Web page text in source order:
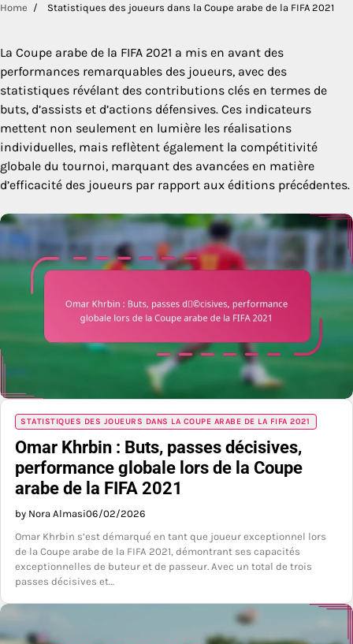
Home Statistiques des joueurs dans la Coupe arabe de la FIFA 2021
La Coupe arabe de la FIFA 2021 a mis en avant des
performances remarquables des joueurs, avec des
statistiques révélant des contributions clés en termes de
buts, d’assists et d’actions défensives. Ces indicateurs
mettent non seulement en lumière les réalisations
individuelles, mais reflètent également la compétitivité
globale du tournoi, marquant des avancées en matière
d’efficacité des joueurs par rapport aux éditions précédentes.
STATISTIQUES DES JOUEURS DANS LA COUPE ARABE DE LA FIFA 2021
Omar Khrbin : Buts, passes décisives,
performance globale lors de la Coupe
arabe de la FIFA 2021
by Nora Almasi06/02/2026
Omar Khrbin s’est démarqué en tant que joueur exceptionnel lors
de la Coupe arabe de la FIFA 2021, démontrant ses capacités
exceptionnelles de buteur et de passeur. Avec un total de trois
passes décisives et…